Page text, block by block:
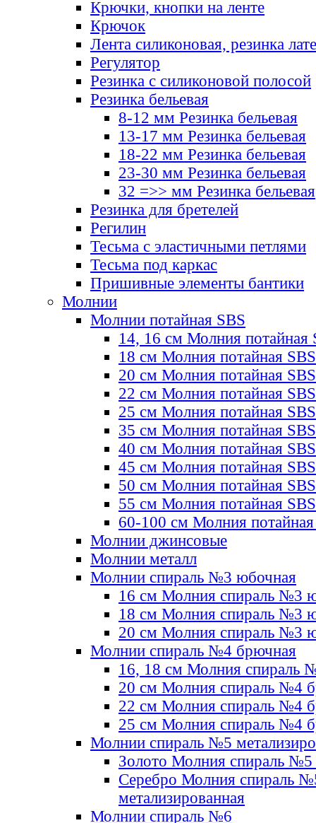
Крючки, кнопки на ленте
Крючок
Лента силиконовая, резинка
Регулятор
Резинка с силиконовой полосой
Резинка бельевая
8-12 мм Резинка бельевая
13-17 мм Резинка бельевая
18-22 мм Резинка бельевая
23-30 мм Резинка бельевая
32 =>> мм Резинка бельевая
Резинка для бретелей
Регилин
Тесьма с эластичными петлями
Тесьма под каркас
Пришивные элементы бантики
Молнии
Молнии потайная SBS
14, 16 см Молния потайная
18 см Молния потайная SBS
20 см Молния потайная SBS
22 см Молния потайная SBS
25 см Молния потайная SBS
35 см Молния потайная SBS
40 см Молния потайная SBS
45 см Молния потайная SBS
50 см Молния потайная SBS
55 см Молния потайная SBS
60-100 см Молния
Молнии джинсовые
Молнии металл
Молнии спираль №3 юбочная
16 см Молния спираль №3
18 см Молния спираль №3
20 см Молния спираль №3
Молнии спираль №4 брючная
16, 18 см Молния спираль
20 см Молния спираль №4
22 см Молния спираль №4
25 см Молния спираль №4
Молнии спираль №5
Золото Молния спираль №5
Серебро Молния спираль
метализированная
Молнии спираль №6